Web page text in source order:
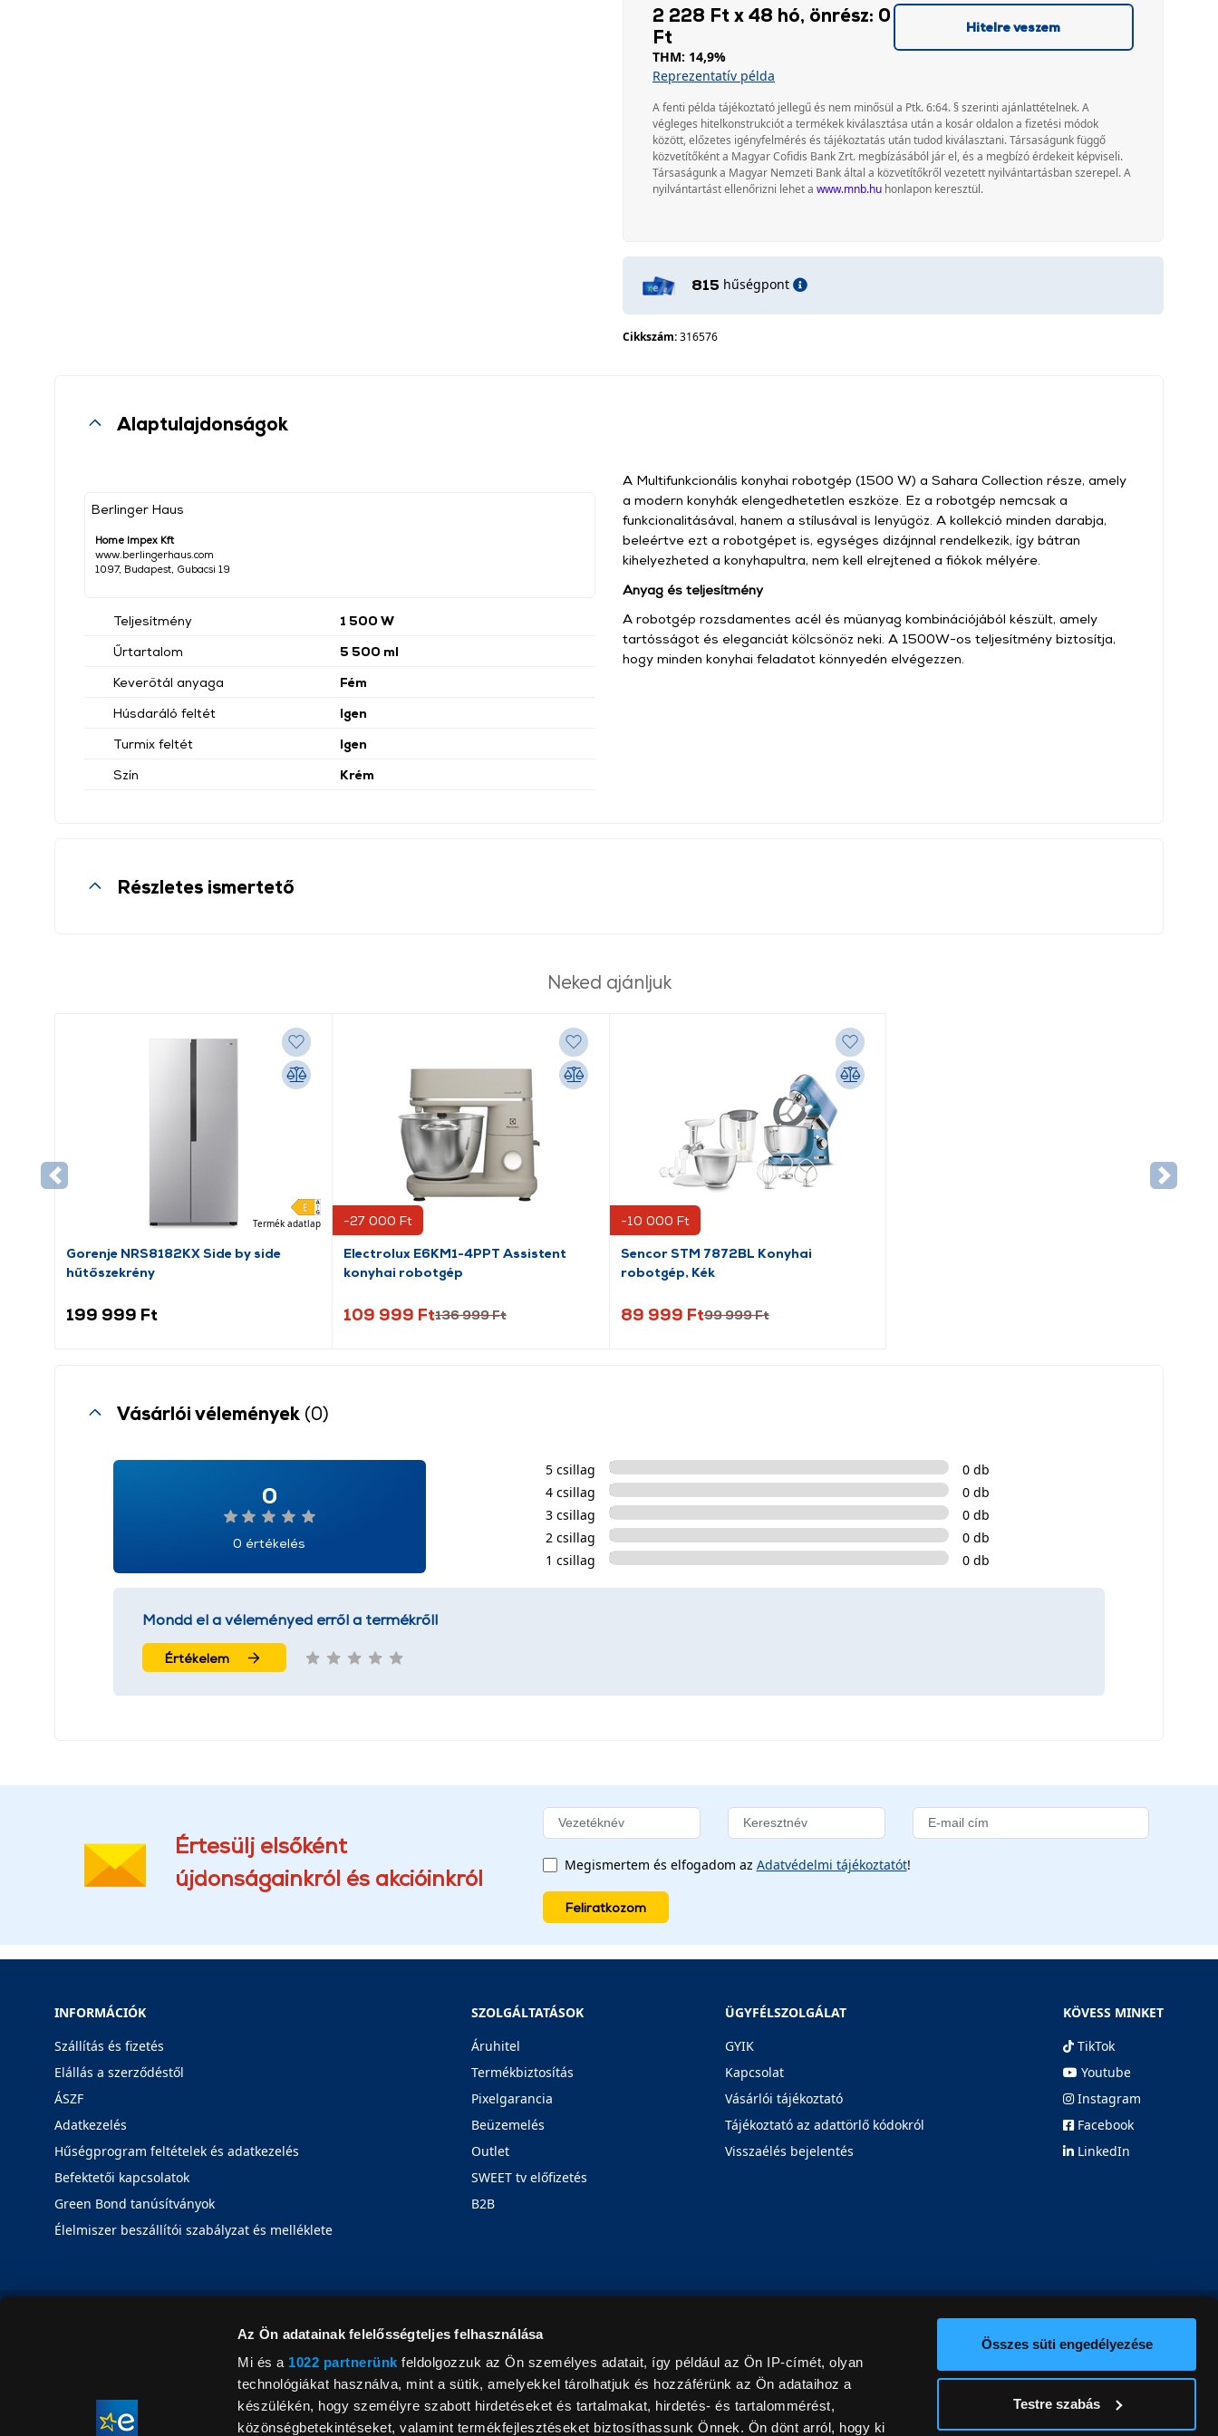
Az Ön adatainak felelősségteljes felhasználása
Mi és a 1022 partnerünk feldolgozzuk az Ön személyes adatait, így például az Ön IP-címét, olyan
technológiákat használva, mint a sütik, amelyekkel tárolhatjuk és hozzáférünk az Ön adataihoz a
készülékén, hogy személyre szabott hirdetéseket és tartalmakat, hirdetés- és tartalommérést,
közönségbetekintéseket, valamint termékfejlesztéseket biztosíthassunk Önnek. Ön dönt arról, hogy ki
Összes süti engedélyezése
Testre szabás
2 228 Ft x 48 hó, önrész: 0
Ft
THM: 14,9%
Reprezentatív példa
Hitelre veszem
A fenti példa tájékoztató jellegű és nem minősül a Ptk. 6:64. § szerinti ajánlattételnek. A
végleges hitelkonstrukciót a termékek kiválasztása után a kosár oldalon a fizetési módok
között, előzetes igényfelmérés és tájékoztatás után tudod kiválasztani. Társaságunk függő
közvetítőként a Magyar Cofidis Bank Zrt. megbízásából jár el, és a megbízó érdekeit képviseli.
Társaságunk a Magyar Nemzeti Bank által a közvetítőkről vezetett nyilvántartásban szerepel. A
nyilvántartást ellenőrizni lehet a www.mnb.hu honlapon keresztül.
815 hűségpont
Cikkszám:316576
Alaptulajdonságok
Berlinger Haus
Home Impex Kft
www.berlingerhaus.com
1097, Budapest, Gubacsi 19
Teljesítmény
1 500 W
Űrtartalom
5 500 ml
Keverőtál anyaga
Fém
Húsdaráló feltét
Igen
Turmix feltét
Igen
Szín
Krém
A Multifunkcionális konyhai robotgép (1500 W) a Sahara Collection része, amely
a modern konyhák elengedhetetlen eszköze. Ez a robotgép nemcsak a
funkcionalitásával, hanem a stílusával is lenyűgöz. A kollekció minden darabja,
beleértve ezt a robotgépet is, egységes dizájnnal rendelkezik, így bátran
kihelyezheted a konyhapultra, nem kell elrejtened a fiókok mélyére.
Anyag és teljesítmény
A robotgép rozsdamentes acél és műanyag kombinációjából készült, amely
tartósságot és eleganciát kölcsönöz neki. A 1500W-os teljesítmény biztosítja,
hogy minden konyhai feladatot könnyedén elvégezzen.
Részletes ismertető
Neked ajánljuk
Termék adatlap
Gorenje NRS8182KX Side by side
hűtőszekrény
199 999 Ft
-27 000 Ft
Electrolux E6KM1-4PPT Assistent
konyhai robotgép
109 999 Ft136 999 Ft
-10 000 Ft
Sencor STM 7872BL Konyhai
robotgép, Kék
89 999 Ft99 999 Ft
Vásárlói vélemények (0)
0
0 értékelés
5 csillag
0 db
4 csillag
0 db
3 csillag
0 db
2 csillag
0 db
1 csillag
0 db
Mondd el a véleményed erről a termékről!
Értékelem
Értesülj elsőként
újdonságainkról és akcióinkról
Megismertem és elfogadom az Adatvédelmi tájékoztatót!
Feliratkozom
INFORMÁCIÓK
Szállítás és fizetés
Elállás a szerződéstől
ÁSZF
Adatkezelés
Hűségprogram feltételek és adatkezelés
Befektetői kapcsolatok
Green Bond tanúsítványok
Élelmiszer beszállítói szabályzat és melléklete
SZOLGÁLTATÁSOK
Áruhitel
Termékbiztosítás
Pixelgarancia
Beüzemelés
Outlet
SWEET tv előfizetés
B2B
ÜGYFÉLSZOLGÁLAT
GYIK
Kapcsolat
Vásárlói tájékoztató
Tájékoztató az adattörlő kódokról
Visszaélés bejelentés
KÖVESS MINKET
TikTok
Youtube
Instagram
Facebook
LinkedIn